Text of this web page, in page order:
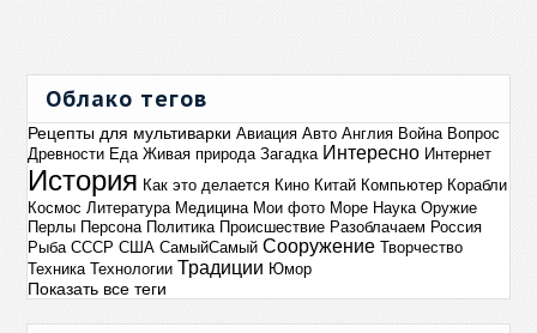
Облако тегов
Рецепты для мультиварки Авиация Авто Англия Война Вопрос
Древности Еда Живая природа Загадка Интересно Интернет
История Как это делается Кино Китай Компьютер Корабли
Космос Литература Медицина Мои фото Море Наука Оружие
Перлы Персона Политика Происшествие Разоблачаем Россия
Рыба СССР США СамыйСамый Сооружение Творчество
Техника Технологии Традиции Юмор
Показать все теги